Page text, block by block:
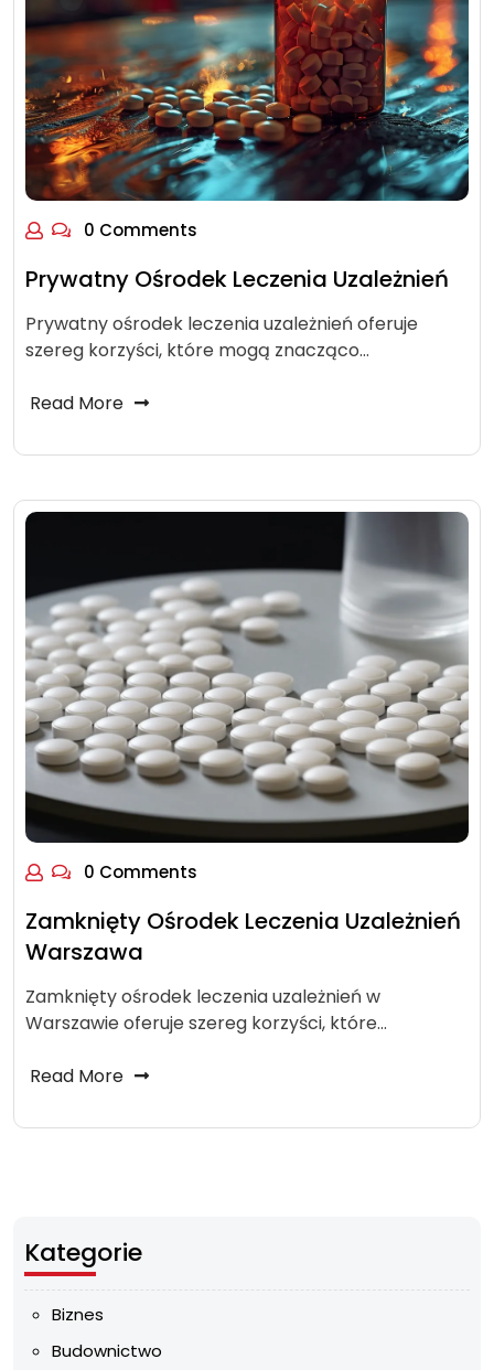
0 Comments
Prywatny Ośrodek Leczenia Uzależnień
Prywatny ośrodek leczenia uzależnień oferuje
szereg korzyści, które mogą znacząco…
Read More
0 Comments
Zamknięty Ośrodek Leczenia Uzależnień
Warszawa
Zamknięty ośrodek leczenia uzależnień w
Warszawie oferuje szereg korzyści, które…
Read More
Kategorie
Biznes
Budownictwo